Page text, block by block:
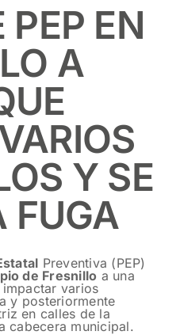
PEP EN
A
Y SE
FUGA
Preventiva (PEP)
de Fresnillo a una
varios
y posteriormente
en calles de la
cabecera municipal.